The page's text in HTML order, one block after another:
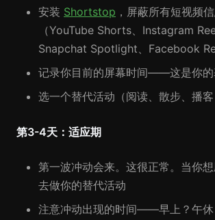
安装 Shortstop ，屏蔽所有短视频
（YouTube Shorts、Instagram
Snapchat Spotlight、Facebook
记录你目前的屏幕时间——这是你的
选一个替代活动（阅读、散步、播客
第3-4天：适应期
第一波冲动会来。这很正常。当你
去做你的替代活动
注意冲动出现的时间——早上？午休